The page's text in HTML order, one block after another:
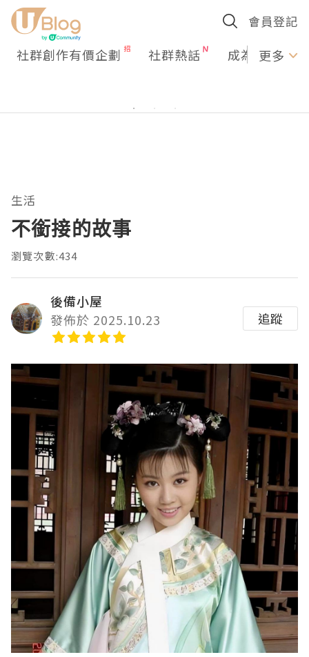
會員登記
社群創作有價企劃 社群熱話 成為U更多
生活
不銜接的故事
瀏覽次數:434
後備小屋
發佈於 2025.10.23
追蹤